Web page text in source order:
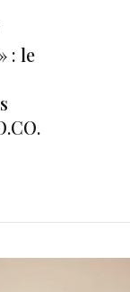
: le